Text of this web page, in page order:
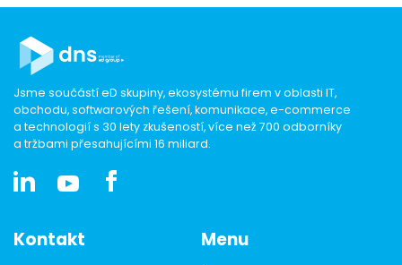
Jsme součástí eD skupiny, ekosystému firem v oblasti IT,
obchodu, softwarových řešení, komunikace, e-commerce
a technologií s 30 lety zkušeností, více než 700 odborníky
a tržbami přesahujícími 16 miliard.
Kontakt Menu